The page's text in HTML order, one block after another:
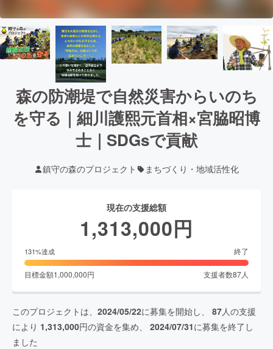
森の防潮堤で自然災害からいのち
を守る｜細川護熙元首相×宮脇昭博
士｜SDGsで貢献
鎮守の森のプロジェクト まちづくり・地域活性化
現在の支援総額
1,313,000円
131%達成 終了
目標金額1,000,000円 支援者数87人
このプロジェクトは、 2024/05/22に募集を開始し、 87人の支援
により 1,313,000円の資金を集め、 2024/07/31に募集を終了し
ました